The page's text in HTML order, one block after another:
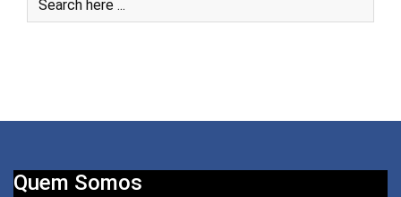
Quem Somos